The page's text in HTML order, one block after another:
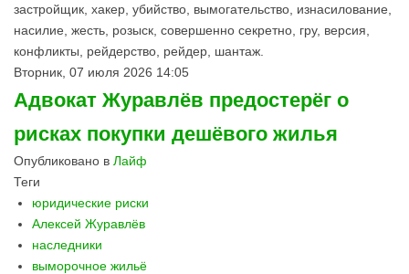
застройщик, хакер, убийство, вымогательство, изнасилование,
насилие, жесть, розыск, совершенно секретно, гру, версия,
конфликты, рейдерство, рейдер, шантаж.
Вторник, 07 июля 2026 14:05
Адвокат Журавлёв предостерёг о
рисках покупки дешёвого жилья
Опубликовано в Лайф
Теги
юридические риски
Алексей Журавлёв
наследники
выморочное жильё